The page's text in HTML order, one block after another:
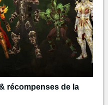
récompenses de la